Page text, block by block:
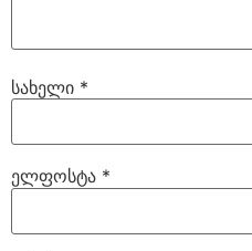
სახელი *
ელფოსტა *